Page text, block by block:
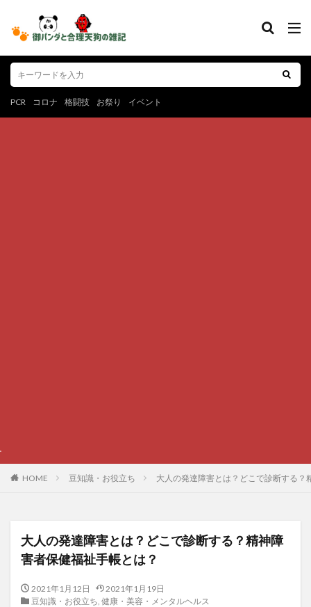
PCR コロナ 格闘技 お祭り イベント
HOME 豆知識・お役立ち 大人の発達障害とは？どこで診断する？
大人の発達障害とは？どこで診断する？精神障
害者保健福祉手帳とは？
2021年1月12日
2021年1月19日
豆知識・お役立ち, 健康・美容・メンタルヘルス